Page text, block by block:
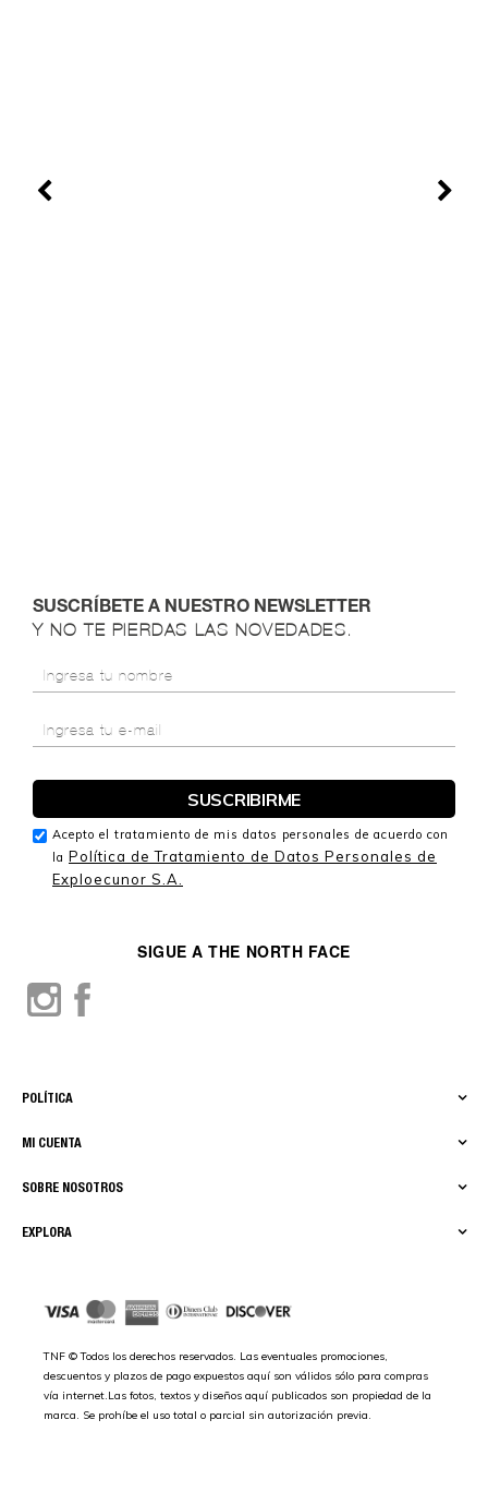
EXPLORA
SOBRE NOSOTROS
MI CUENTA
POLÍTICA
SIGUE A THE NORTH FACE
TNF © Todos los derechos reservados. Las eventuales promociones,
descuentos y plazos de pago expuestos aquí son válidos sólo para compras
vía internet.Las fotos, textos y diseños aquí publicados son propiedad de la
marca. Se prohíbe el uso total o parcial sin autorización previa.
SUSCRÍBETE A NUESTRO NEWSLETTER
Y NO TE PIERDAS LAS NOVEDADES.
Acepto el tratamiento de mis datos personales de acuerdo con
la Política de Tratamiento de Datos Personales de
Exploecunor S.A.